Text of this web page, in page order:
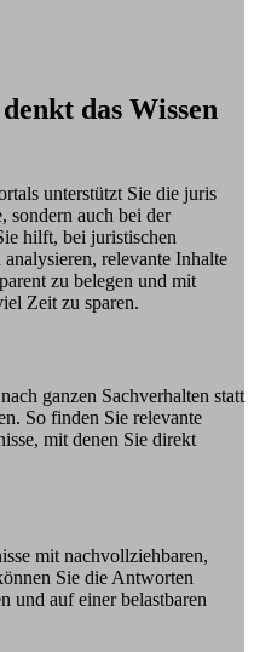
das Wissen
unterstützt Sie die juris
sondern auch bei der
hilft, bei juristischen
relevante Inhalte
zu belegen und mit
Zeit zu sparen.
ganzen Sachverhalten statt
So finden Sie relevante
mit denen Sie direkt
mit nachvollziehbaren,
Sie die Antworten
und auf einer belastbaren